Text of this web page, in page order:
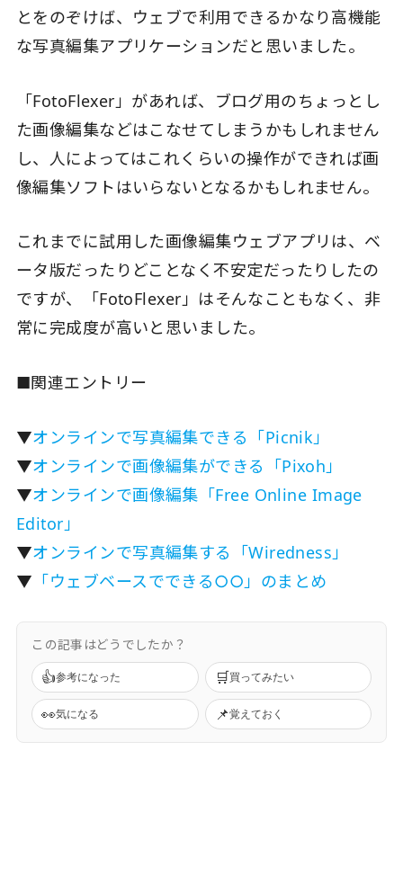
とをのぞけば、ウェブで利用できるかなり高機能
な写真編集アプリケーションだと思いました。
「FotoFlexer」があれば、ブログ用のちょっとし
た画像編集などはこなせてしまうかもしれません
し、人によってはこれくらいの操作ができれば画
像編集ソフトはいらないとなるかもしれません。
これまでに試用した画像編集ウェブアプリは、ベ
ータ版だったりどことなく不安定だったりしたの
ですが、「FotoFlexer」はそんなこともなく、非
常に完成度が高いと思いました。
■関連エントリー
▼オンラインで写真編集できる「Picnik」
▼オンラインで画像編集ができる「Pixoh」
▼オンラインで画像編集「Free Online Image
Editor」
▼オンラインで写真編集する「Wiredness」
▼ 「ウェブベースでできる○○」のまとめ
この記事はどうでしたか？
👍参考になった 🛒買ってみたい
👀気になる 📌覚えておく